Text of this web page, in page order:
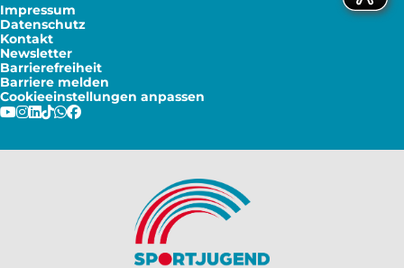
Impressum
Datenschutz
Kontakt
Newsletter
Barrierefreiheit
Barriere melden
Cookieeinstellungen anpassen